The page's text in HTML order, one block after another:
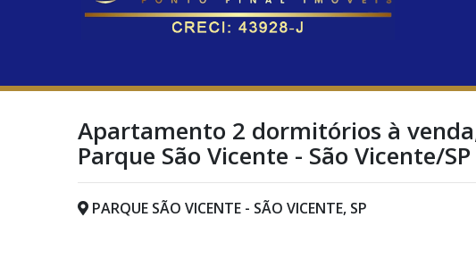
Apartamento 2 dormitórios à
Parque São Vicente - São Vicente/SP
PARQUE SÃO VICENTE - SÃO VICENTE, SP